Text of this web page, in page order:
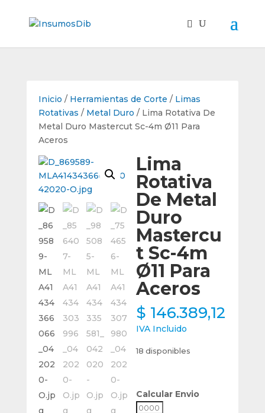
Inicio / Herramientas de Corte / Limas
Rotativas / Metal Duro / Lima Rotativa De
Metal Duro Mastercut Sc-4m Ø11 Para
Aceros
Lima
Rotativa
De Metal
Duro
Mastercu
t Sc-4m
Ø11 Para
Aceros
$ 146.389,12
IVA Incluido
18 disponibles
Calcular Envio
Calcular